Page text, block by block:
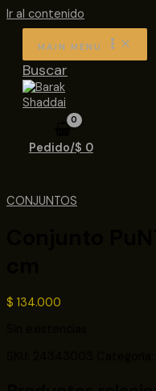
Ir al contenido
MAIN MENU
Buscar
Pedido/$ 0
CONJUNTOS
$ 134.000